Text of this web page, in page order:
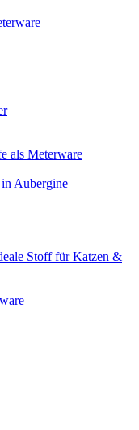
als Meterware
Aubergine
Stoff für Katzen &